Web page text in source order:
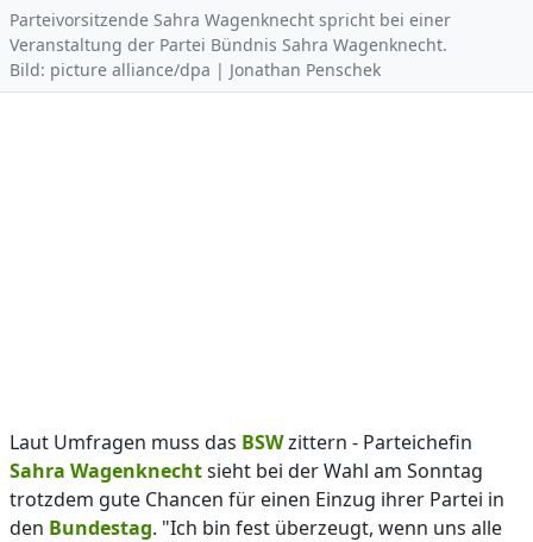
Parteivorsitzende Sahra Wagenknecht spricht bei einer
Veranstaltung der Partei Bündnis Sahra Wagenknecht.
Bild: picture alliance/dpa | Jonathan Penschek
Laut Umfragen muss das BSWzittern - Parteichefin
Sahra Wagenknechtsieht bei der Wahl am Sonntag
trotzdem gute Chancen für einen Einzug ihrer Partei in
den Bundestag. "Ich bin fest überzeugt, wenn uns alle